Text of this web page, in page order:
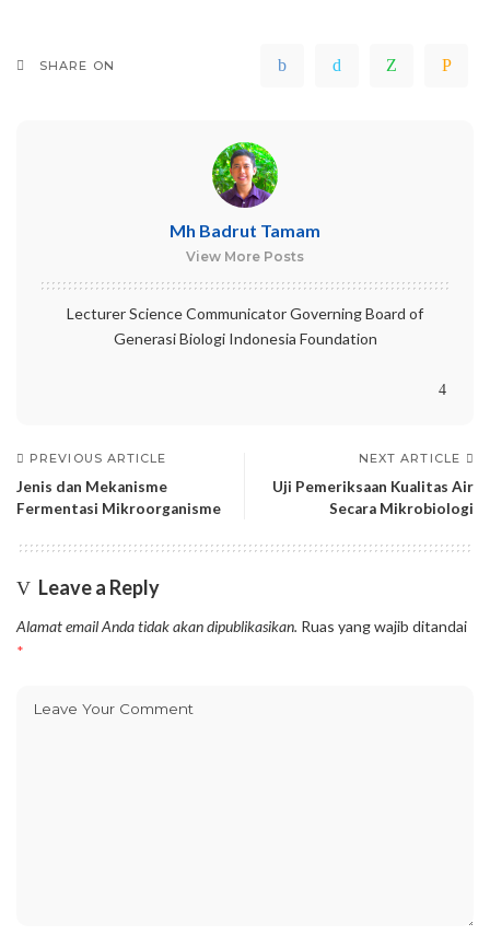
SHARE ON
Mh Badrut Tamam
View More Posts
Lecturer Science Communicator Governing Board of
Generasi Biologi Indonesia Foundation
PREVIOUS ARTICLE
Jenis dan Mekanisme
Fermentasi Mikroorganisme
NEXT ARTICLE
Uji Pemeriksaan Kualitas Air
Secara Mikrobiologi
Leave a Reply
Alamat email Anda tidak akan dipublikasikan. Ruas yang wajib ditandai
*